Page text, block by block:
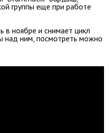
группы еще при работе
в ноябре и снимает цикл
над ним, посмотреть можно